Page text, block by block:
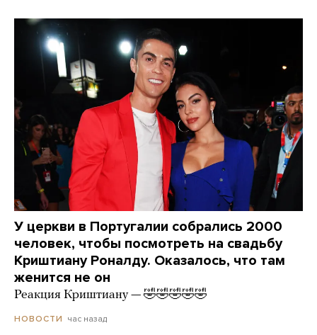
У церкви в Португалии собрались 2000
человек, чтобы посмотреть на свадьбу
Криштиану Роналду. Оказалось, что там
женится не он
Реакция Криштиану — 🤣🤣🤣🤣🤣
НОВОСТИ час назад